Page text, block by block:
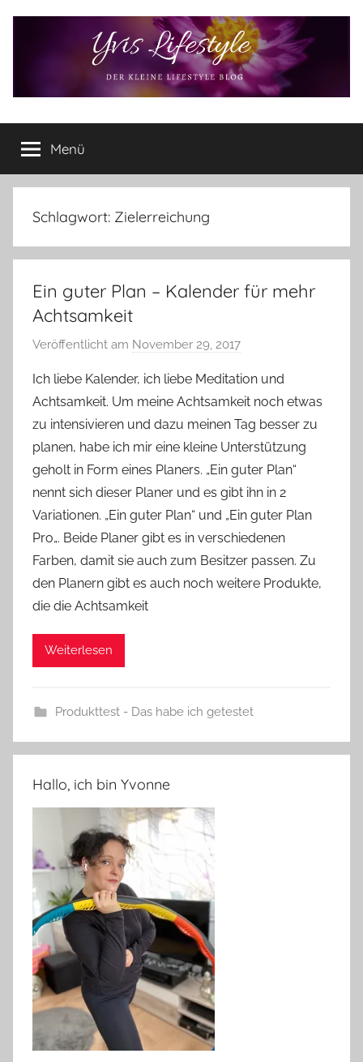
Yvis
Lifestyle
Lifestyle
Blog
–
Lifestyle,
Produkttests
vieles
mehr
Menü
Schlagwort: Zielerreichung
Ein guter Plan – Kalender für mehr
Achtsamkeit
Veröffentlicht am November 29, 2017
n
Y
v
o
n
n
e
Ich liebe Kalender, ich liebe Meditation und
Achtsamkeit. Um meine Achtsamkeit noch etwas
zu intensivieren und dazu meinen Tag besser zu
planen, habe ich mir eine kleine Unterstützung
geholt in Form eines Planers. „Ein guter Plan“
nennt sich dieser Planer und es gibt ihn in 2
Variationen. „Ein guter Plan“ und „Ein guter Plan
Pro„. Beide Planer gibt es in verschiedenen
Farben, damit sie auch zum Besitzer passen. Zu
den Planern gibt es auch noch weitere Produkte,
die die Achtsamkeit
Weiterlesen
Produkttest - Das habe ich getestet
Hallo, ich bin Yvonne